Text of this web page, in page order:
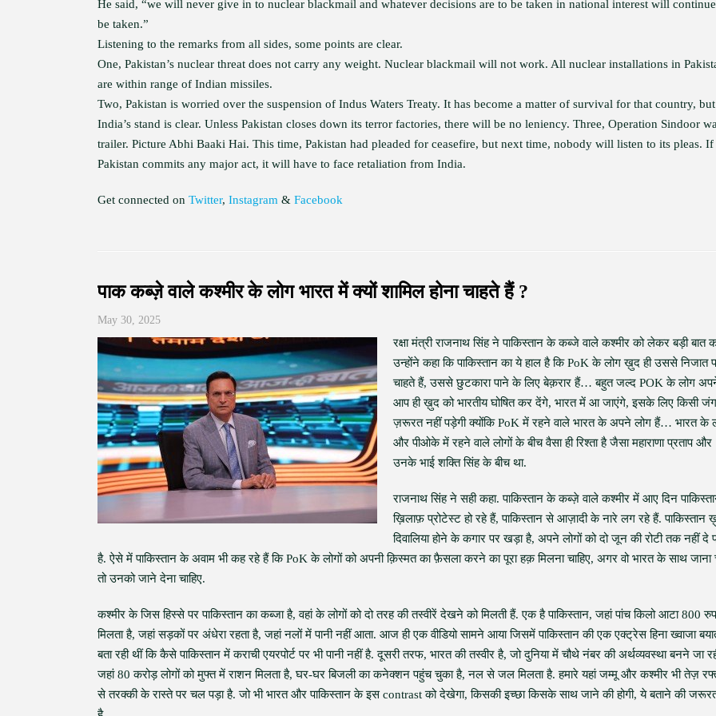
He said, “we will never give in to nuclear blackmail and whatever decisions are to be taken in national interest will
be taken.”
Listening to the remarks from all sides, some points are clear.
One, Pakistan’s nuclear threat does not carry any weight. Nuclear blackmail will not work. All nuclear installations in
are within range of Indian missiles.
Two, Pakistan is worried over the suspension of Indus Waters Treaty. It has become a matter of survival for that country, but
India’s stand is clear. Unless Pakistan closes down its terror factories, there will be no leniency. Three, Operation Sindoor
trailer. Picture Abhi Baaki Hai. This time, Pakistan had pleaded for ceasefire, but next time, nobody will listen to its pleas. If
Pakistan commits any major act, it will have to face retaliation from India.
Get connected on Twitter, Instagram & Facebook
पाक कब्ज़े वाले कश्मीर के लोग भारत में क्यों शामिल होना चाहते हैं ?
May 30, 2025
रक्षा मंत्री राजनाथ सिंह ने पाकिस्तान के कब्जे वाले कश्मीर को लेकर बड़ी बात
उन्होंने कहा कि पाकिस्तान का ये हाल है कि PoK के लोग ख़ुद ही उससे निजात
चाहते हैं, उससे छुटकारा पाने के लिए बेक़रार हैं… बहुत जल्द POK के लोग
आप ही ख़ुद को भारतीय घोषित कर देंगे, भारत में आ जाएंगे, इसके लिए किसी
ज़रूरत नहीं पड़ेगी क्योंकि PoK में रहने वाले भारत के अपने लोग हैं… भारत के
और पीओके में रहने वाले लोगों के बीच वैसा ही रिश्ता है जैसा महाराणा प्रताप और
उनके भाई शक्ति सिंह के बीच था.
राजनाथ सिंह ने सही कहा. पाकिस्तान के कब्ज़े वाले कश्मीर में आए दिन
ख़िलाफ़ प्रोटेस्ट हो रहे हैं, पाकिस्तान से आज़ादी के नारे लग रहे हैं. पाकिस्तान
दिवालिया होने के कगार पर खड़ा है, अपने लोगों को दो जून की रोटी तक नहीं दे
है. ऐसे में पाकिस्तान के अवाम भी कह रहे हैं कि PoK के लोगों को अपनी क़िस्मत का फ़ैसला करने का पूरा हक़ मिलना चाहिए, अगर वो भारत के साथ जाना
तो उनको जाने देना चाहिए.
कश्मीर के जिस हिस्से पर पाकिस्तान का कब्जा है, वहां के लोगों को दो तरह की तस्वीरें देखने को मिलती हैं. एक है पाकिस्तान, जहां पांच किलो आटा 800
मिलता है, जहां सड़कों पर अंधेरा रहता है, जहां नलों में पानी नहीं आता. आज ही एक वीडियो सामने आया जिसमें पाकिस्तान की एक एक्ट्रेस हिना ख्वाजा
बता रही थीं कि कैसे पाकिस्तान में कराची एयरपोर्ट पर भी पानी नहीं है. दूसरी तरफ, भारत की तस्वीर है, जो दुनिया में चौथे नंबर की अर्थव्यवस्था बनने जा
जहां 80 करोड़ लोगों को मुफ्त में राशन मिलता है, घर-घर बिजली का कनेक्शन पहुंच चुका है, नल से जल मिलता है. हमारे यहां जम्मू और कश्मीर भी तेज़
से तरक्की के रास्ते पर चल पड़ा है. जो भी भारत और पाकिस्तान के इस contrast को देखेगा, किसकी इच्छा किसके साथ जाने की होगी, ये बताने की